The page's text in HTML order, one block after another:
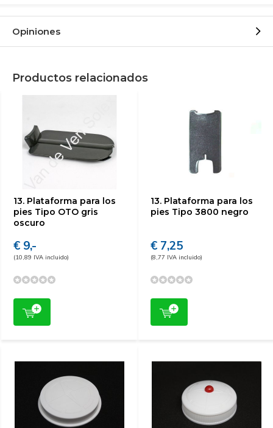
Opiniones
Productos relacionados
13. Plataforma para los
pies Tipo OTO gris
oscuro
€ 9,-
(10,89 IVA incluido)
13. Plataforma para los
pies Tipo 3800 negro
€ 7,25
(8,77 IVA incluido)